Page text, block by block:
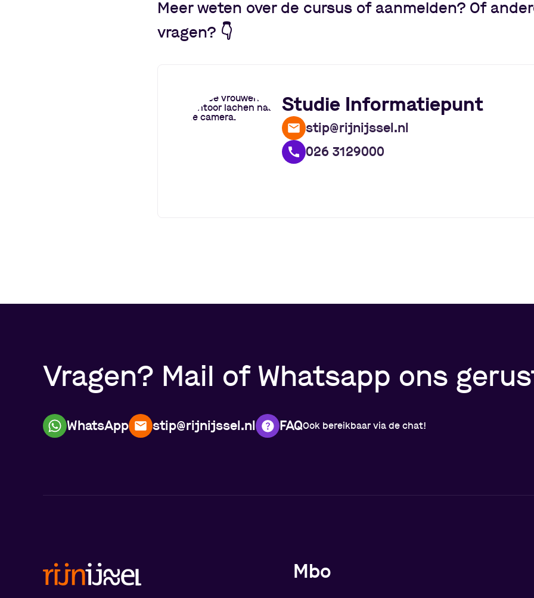
Meer weten over de cursus of aanmelden? Of
vragen? 👇
Studie Informatiepunt
stip@rijnijssel.nl
026 3129000
Vragen? Mail of Whatsapp ons
WhatsApp stip@rijnijssel.nl FAQOok bereikbaar via de chat!
Meer over de opleidingen
Mbo